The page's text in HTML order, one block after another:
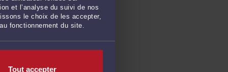
et l’analyse du suivi de nos
le choix de les accepter,
fonctionnement du site.
Tout accepter
Avril 2021
Mars 2021
Janvier 2021
Décembre 2020